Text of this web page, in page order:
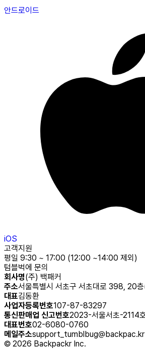
안드로이드
iOS
고객지원
평일 9:30 ~ 17:00 (12:00 ~14:00 제외)
텀블벅에 문의
회사명(주) 백패커
주소서울특별시 서초구 서초대로 398, 20
대표김동환
사업자등록번호107-87-83297
통신판매업 신고번호2023-서울서초-2114
대표번호02-6080-0760
메일주소support_tumblbug@backpac.kr
© 2026 Backpackr Inc.